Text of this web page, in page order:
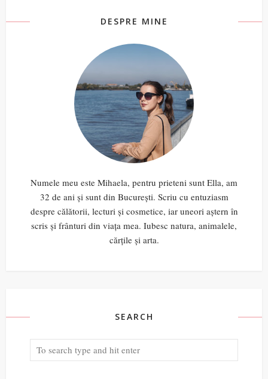
DESPRE MINE
Numele meu este Mihaela, pentru prieteni sunt Ella, am
32 de ani și sunt din București. Scriu cu entuziasm
despre călătorii, lecturi și cosmetice, iar uneori aștern în
scris și frânturi din viața mea. Iubesc natura, animalele,
cărțile și arta.
SEARCH